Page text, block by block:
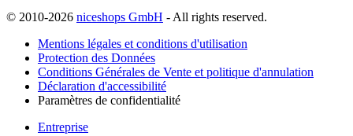
© 2010-2026 niceshops GmbH - All rights reserved.
Mentions légales et conditions d'utilisation
Protection des Données
Conditions Générales de Vente et politique d'annulation
Déclaration d'accessibilité
Paramètres de confidentialité
Entreprise